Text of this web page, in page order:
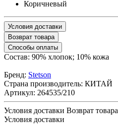
Коричневый
Условия доставки
Возврат товара
Способы оплаты
Состав: 90% хлопок; 10% кожа
Бренд: Stetson
Страна производитель: КИТАЙ
Артикул: 264535/210
Условия доставки Возврат товара
Условия доставки